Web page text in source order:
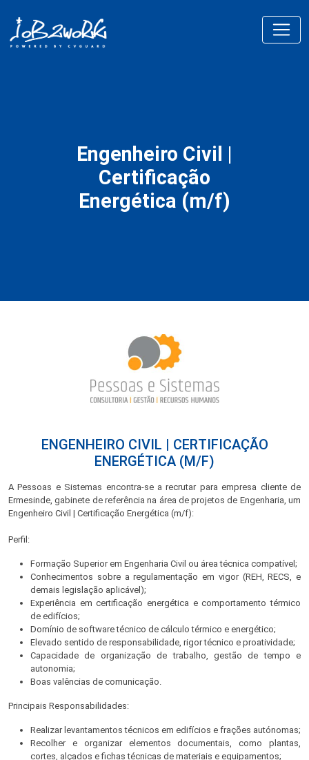
Engenheiro Civil |
Certificação
Energética (m/f)
ENGENHEIRO CIVIL | CERTIFICAÇÃO
ENERGÉTICA (M/F)
A Pessoas e Sistemas encontra-se a recrutar para empresa cliente de
Ermesinde, gabinete de referência na área de projetos de Engenharia, um
Engenheiro Civil | Certificação Energética (m/f):
Perfil:
Formação Superior em Engenharia Civil ou área técnica compatível;
Conhecimentos sobre a regulamentação em vigor (REH, RECS, e
demais legislação aplicável);
Experiência em certificação energética e comportamento térmico
de edifícios;
Domínio de software técnico de cálculo térmico e energético;
Elevado sentido de responsabilidade, rigor técnico e proatividade;
Capacidade de organização de trabalho, gestão de tempo e
autonomia;
Boas valências de comunicação.
Principais Responsabilidades:
Realizar levantamentos técnicos em edifícios e frações autónomas;
Recolher e organizar elementos documentais, como plantas,
cortes, alçados e fichas técnicas de materiais e equipamentos;